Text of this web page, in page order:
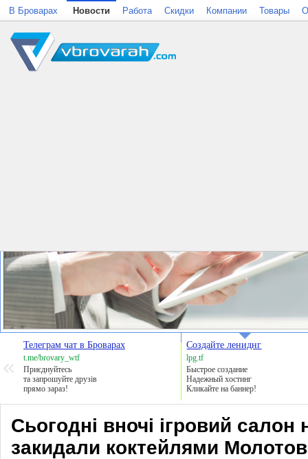
Телеграм чат в Броварах
t.me/brovary_wtf
Приєднуйтесь
та запрошуйте друзів
прямо зараз!
Создайте лениднг
lpg.tf
Быстрое создание
Надежный хостинг
Кликайте на баннер!
Сьогодні вночі ігровий салон
закидали коктейлями
В Броварах Новости Работа Скидки Компании Товары